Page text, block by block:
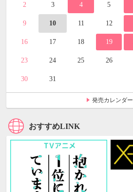
2 3 4 5
9 10 11 12
16 17 18 19
23 24 25 26
30 31
発売カレンダー
おすすめLINK